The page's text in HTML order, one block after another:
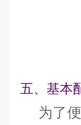
五、基本
为了便